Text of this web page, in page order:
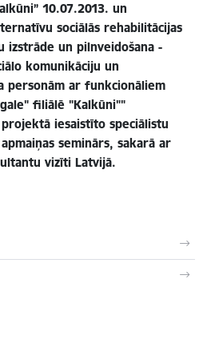
10.07.2013. un
sociālās rehabilitācijas
izstrāde un pilnveidošana -
komunikāciju un
personām ar funkcionāliem
filiālē "Kalkūni""
iesaistīto speciālistu
seminārs, sakarā ar
vizīti Latvijā.